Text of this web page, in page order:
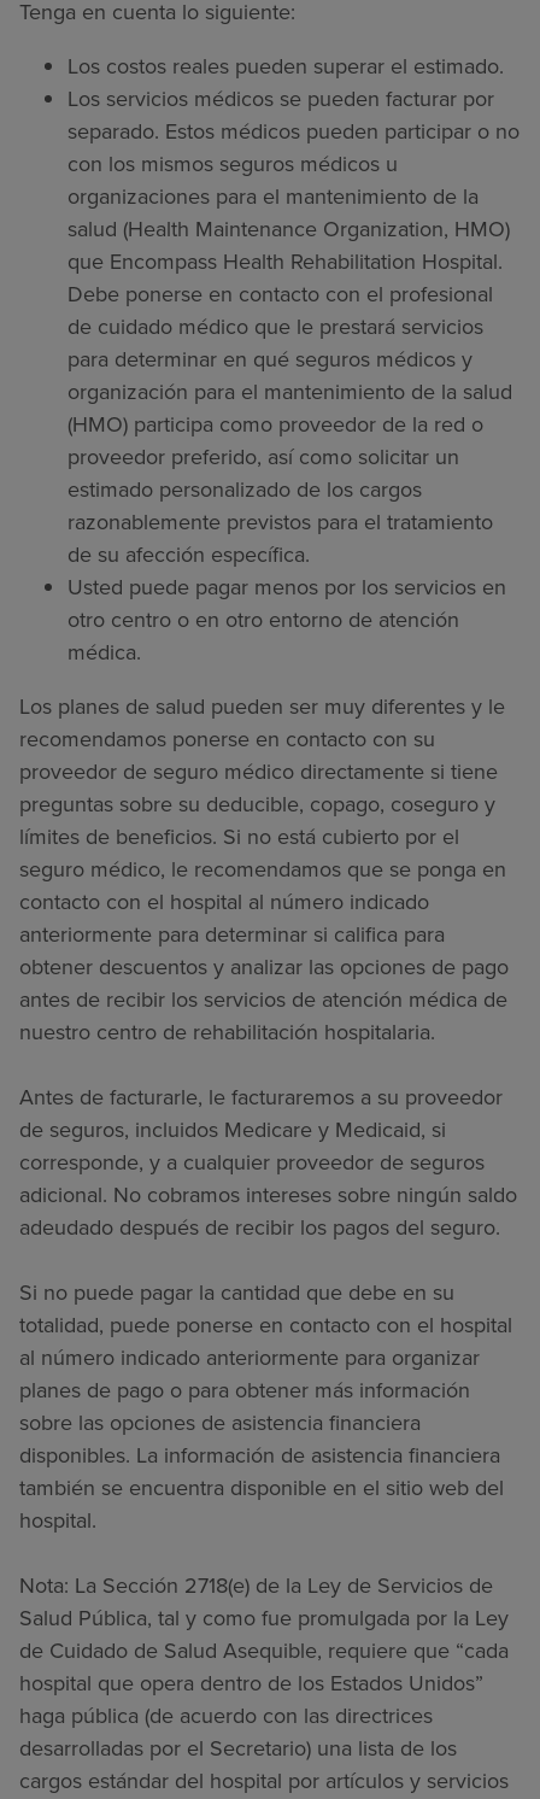
Tenga en cuenta lo siguiente:
Los costos reales pueden superar el estimado.
Los servicios médicos se pueden facturar por
separado. Estos médicos pueden participar o no
con los mismos seguros médicos u
organizaciones para el mantenimiento de la
salud (Health Maintenance Organization, HMO)
que Encompass Health Rehabilitation Hospital.
Debe ponerse en contacto con el profesional
de cuidado médico que le prestará servicios
para determinar en qué seguros médicos y
organización para el mantenimiento de la salud
(HMO) participa como proveedor de la red o
proveedor preferido, así como solicitar un
estimado personalizado de los cargos
razonablemente previstos para el tratamiento
de su afección específica.
Usted puede pagar menos por los servicios en
otro centro o en otro entorno de atención
médica.
Los planes de salud pueden ser muy diferentes y le
recomendamos ponerse en contacto con su
proveedor de seguro médico directamente si tiene
preguntas sobre su deducible, copago, coseguro y
límites de beneficios. Si no está cubierto por el
seguro médico, le recomendamos que se ponga en
contacto con el hospital al número indicado
anteriormente para determinar si califica para
obtener descuentos y analizar las opciones de pago
antes de recibir los servicios de atención médica de
nuestro centro de rehabilitación hospitalaria.
Antes de facturarle, le facturaremos a su proveedor
de seguros, incluidos Medicare y Medicaid, si
corresponde, y a cualquier proveedor de seguros
adicional. No cobramos intereses sobre ningún saldo
adeudado después de recibir los pagos del seguro.
Si no puede pagar la cantidad que debe en su
totalidad, puede ponerse en contacto con el hospital
al número indicado anteriormente para organizar
planes de pago o para obtener más información
sobre las opciones de asistencia financiera
disponibles. La información de asistencia financiera
también se encuentra disponible en el sitio web del
hospital.
Nota: La Sección 2718(e) de la Ley de Servicios de
Salud Pública, tal y como fue promulgada por la Ley
de Cuidado de Salud Asequible, requiere que “cada
hospital que opera dentro de los Estados Unidos”
haga pública (de acuerdo con las directrices
desarrolladas por el Secretario) una lista de los
cargos estándar del hospital por artículos y servicios